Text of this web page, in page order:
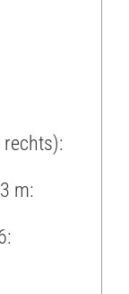
m: